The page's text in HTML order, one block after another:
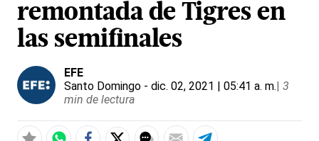
remontada de Tigres en
las semifinales
EFE
Santo Domingo - dic. 02, 2021 | 05:41 a. m.| 3
min de lectura